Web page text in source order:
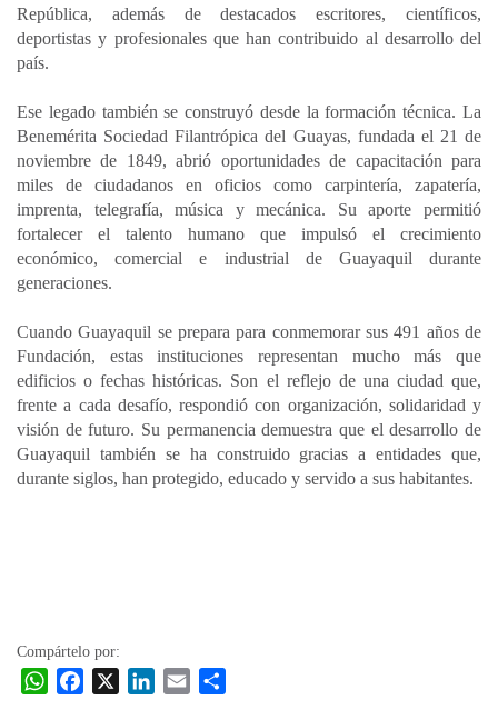
República, además de destacados escritores, científicos,
deportistas y profesionales que han contribuido al desarrollo del
país.
Ese legado también se construyó desde la formación técnica. La
Benemérita Sociedad Filantrópica del Guayas, fundada el 21 de
noviembre de 1849, abrió oportunidades de capacitación para
miles de ciudadanos en oficios como carpintería, zapatería,
imprenta, telegrafía, música y mecánica. Su aporte permitió
fortalecer el talento humano que impulsó el crecimiento
económico, comercial e industrial de Guayaquil durante
generaciones.
Cuando Guayaquil se prepara para conmemorar sus 491 años de
Fundación, estas instituciones representan mucho más que
edificios o fechas históricas. Son el reflejo de una ciudad que,
frente a cada desafío, respondió con organización, solidaridad y
visión de futuro. Su permanencia demuestra que el desarrollo de
Guayaquil también se ha construido gracias a entidades que,
durante siglos, han protegido, educado y servido a sus habitantes.
Compártelo por:
W